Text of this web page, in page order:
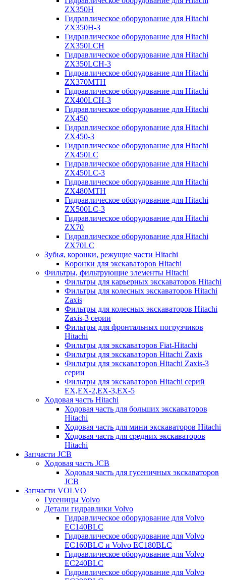
ZX350H
Гидравлическое оборудование для Hitachi
ZX350H-3
Гидравлическое оборудование для Hitachi
ZX350LCH
Гидравлическое оборудование для Hitachi
ZX350LCH-3
Гидравлическое оборудование для Hitachi
ZX370MTH
Гидравлическое оборудование для Hitachi
ZX400LCH-3
Гидравлическое оборудование для Hitachi
ZX450
Гидравлическое оборудование для Hitachi
ZX450-3
Гидравлическое оборудование для Hitachi
ZX450LC
Гидравлическое оборудование для Hitachi
ZX450LC-3
Гидравлическое оборудование для Hitachi
ZX480MTH
Гидравлическое оборудование для Hitachi
ZX500LC-3
Гидравлическое оборудование для Hitachi
ZX70
Гидравлическое оборудование для Hitachi
ZX70LC
Зубья, коронки, режущие части Hitachi
Коронки для экскаваторов Hitachi
Фильтры, фильтрующие элементы Hitachi
Фильтры для карьерных экскаваторов Hitachi
Фильтры для колесных экскаваторов Hitachi
Zaxis
Фильтры для колесных экскаваторов Hitachi
Zaxis-3 серии
Фильтры для фронтальных погрузчиков
Hitachi
Фильтры для экскаваторов Fiat-Hitachi
Фильтры для экскаваторов Hitachi Zaxis
Фильтры для экскаваторов Hitachi Zaxis-3
серии
Фильтры для экскаваторов Hitachi серий
EX,EX-2,EX-3,EX-5
Ходовая часть Hitachi
Ходовая часть для больших экскаваторов
Hitachi
Ходовая часть для мини экскаваторов Hitachi
Ходовая часть для средних экскаваторов
Hitachi
Запчасти JCB
Ходовая часть JCB
Ходовая часть для гусеничных экскаваторов
JCB
Запчасти VOLVO
Гусеницы Volvo
Детали гидравлики Volvo
Гидравлическое оборудование для Volvo
EC140BLC
Гидравлическое оборудование для Volvo
EC160BLC и Volvo EC180BLC
Гидравлическое оборудование для Volvo
EC240BLC
Гидравлическое оборудование для Volvo